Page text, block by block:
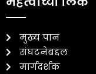
मुख्य पान
संघटनेबद्दल
मार्गदर्शक